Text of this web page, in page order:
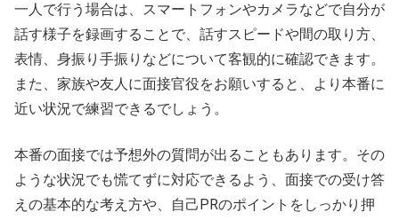
一人で行う場合は、スマートフォンやカメラなどで自分が
話す様子を録画することで、話すスピードや間の取り方、
表情、身振り手振りなどについて客観的に確認できます。
また、家族や友人に面接官役をお願いすると、より本番に
近い状況で練習できるでしょう。
本番の面接では予想外の質問が出ることもあります。その
ような状況でも慌てずに対応できるよう、面接での受け答
えの基本的な考え方や、自己PRのポイントをしっかり押